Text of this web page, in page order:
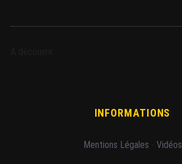
INFORMATIONS
Mentions Légales Vidéos